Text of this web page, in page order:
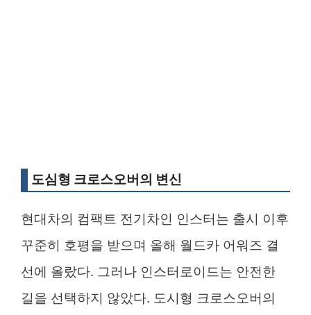
도심형 크로스오버의 변신
현대차의 컴팩트 전기차인 인스터는 출시 이후
꾸준히 호평을 받으며 올해 월드카 어워즈 결
선에 올랐다. 그러나 인스터로이드는 안전한
길을 선택하지 않았다. 도시형 크로스오버의